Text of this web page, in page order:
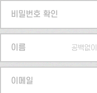
비밀번호 확인
이름 공백없
이메일